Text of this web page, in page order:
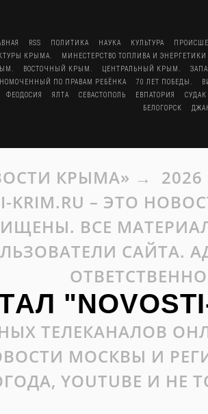
RSS ПОЛИТИКА НАУКА КУЛЬТУРА
КРЫМА.
МИНЕСТЕРСТВО ТОПЛИВА И
ВОСТОЧНЫЙ КРЫМ. ЦЕНТРАЛЬНЫЙ КРЫМ.
ПО ПРАВАМ РЕБЁНКА 70 ЛЕТ ПОБЕДЫ.
ФЕОДОСИЯ ЯЛТА СЕВАСТОПОЛЬ ЕВПАТОРИЯ
СУДАК
БЕЛОГОРСК
КРЫМА» → 2026
KRIM.RU – ЭТО
ВСЕ
САЙТА.
ТЕЛЕКАНАЛОВ
МОСКВЫ И
YOUTUBE И